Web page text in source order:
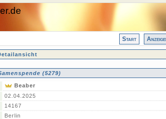
Start
(5279)
Beaber
02.04.2025
14167
Berlin